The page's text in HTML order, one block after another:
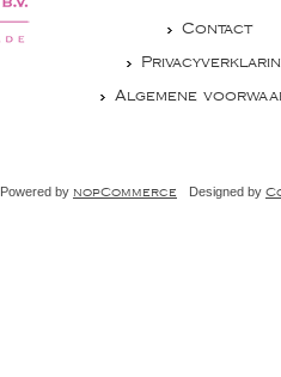
Contact
Algemene
Powered by nopCommerce Designed by